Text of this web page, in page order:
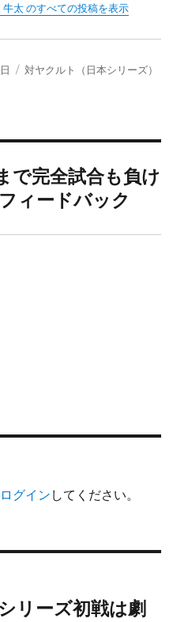
牛太 のすべての投稿を表示
カ
対ヤクルト（日本シリーズ）
で完全試合も負け
ィードバック
ログイン してください。
リーズ初戦は劇